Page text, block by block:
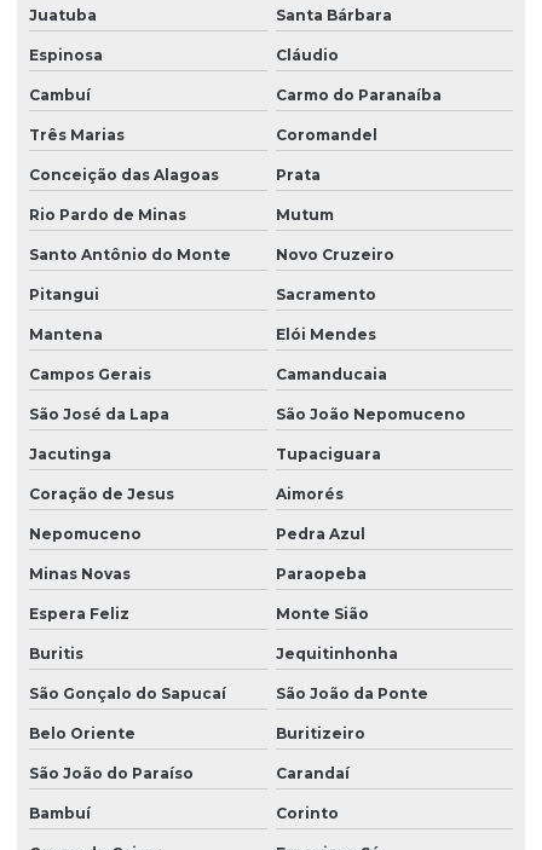
Juatuba Santa Bárbara
Espinosa Cláudio
Cambuí Carmo do Paranaíba
Três Marias Coromandel
Conceição das Alagoas Prata
Rio Pardo de Minas Mutum
Santo Antônio do Monte Novo Cruzeiro
Pitangui Sacramento
Mantena Elói Mendes
Campos Gerais Camanducaia
São José da Lapa São João Nepomuceno
Jacutinga Tupaciguara
Coração de Jesus Aimorés
Nepomuceno Pedra Azul
Minas Novas Paraopeba
Espera Feliz Monte Sião
Buritis Jequitinhonha
São Gonçalo do Sapucaí São João da Ponte
Belo Oriente Buritizeiro
São João do Paraíso Carandaí
Bambuí Corinto